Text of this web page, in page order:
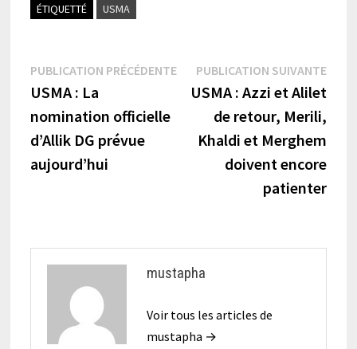
ÉTIQUETTÉ USMA
Navigation
de
l’article
PUBLICATION PRÉCÉDENTEPublication
précédente :
USMA : La
nomination officielle
d’Allik DG prévue
aujourd’hui
PUBLICATION SUIVANTE
USMA : Azzi et Alilet
de retour, Merili,
Khaldi et Merghem
doivent encore
patienter
mustapha
Voir tous les articles de
mustapha →